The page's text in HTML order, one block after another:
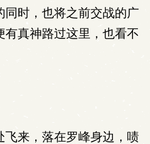
时，也将之前交战的广
有真神路过这里，也看不
来，落在罗峰身边，啧